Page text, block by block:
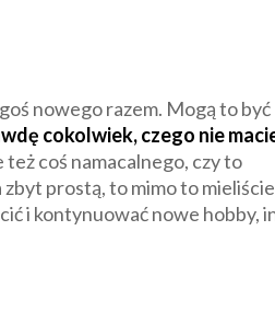
nowego razem. Mogą to być
cokolwiek, czego nie
coś namacalnego, czy to
prostą, to mimo to
i kontynuować nowe hobby,